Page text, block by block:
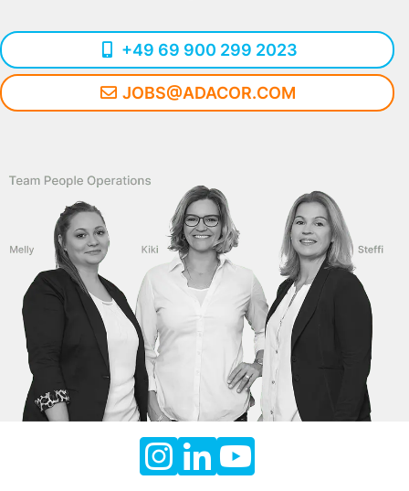
+49 69 900 299 2023
JOBS@ADACOR.COM